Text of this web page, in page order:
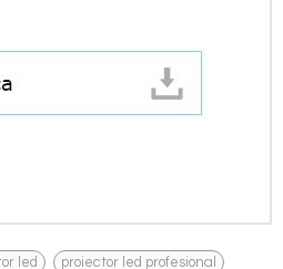
led , proiector led profesional ,